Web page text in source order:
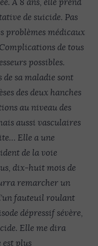
de suicide. Pas
problèmes médicaux
de tous
possibles.
sa maladie sont
des deux hanches
au niveau des
aussi vasculaires
Elle a une
de la voie
dix-huit mois de
remarcher un
fauteuil roulant
dépressif sévère,
Elle me dira
est plus